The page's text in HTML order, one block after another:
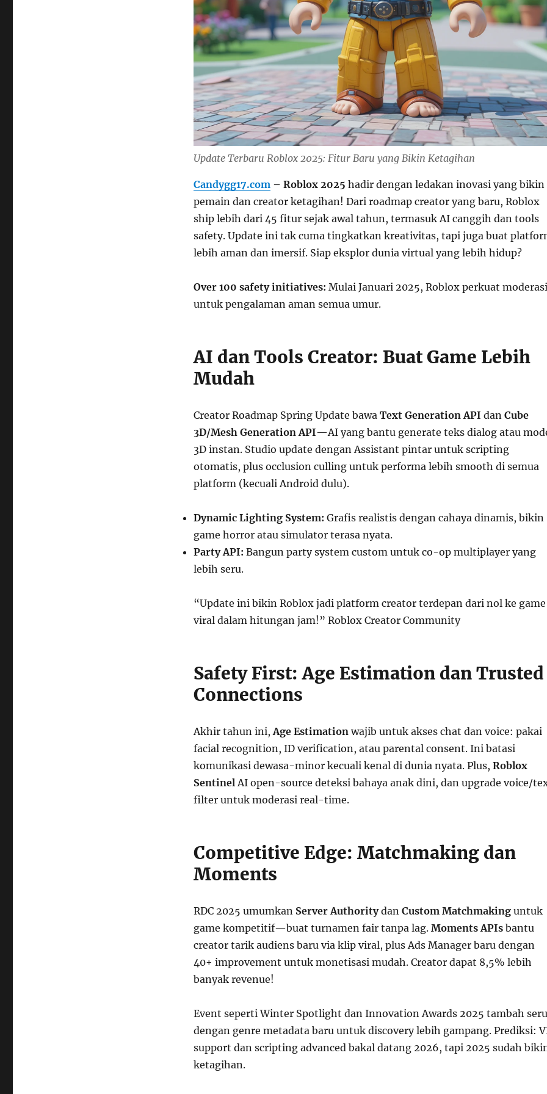
Update Terbaru Roblox 2025: Fitur Baru yang Bikin Ketagihan
Candygg17.com– Roblox 2025 hadir dengan ledakan inovasi yang bikin
pemain dan creator ketagihan! Dari roadmap creator yang baru, Roblox
ship lebih dari 45 fitur sejak awal tahun, termasuk AI canggih dan tools
safety. Update ini tak cuma tingkatkan kreativitas, tapi juga buat
lebih aman dan imersif. Siap eksplor dunia virtual yang lebih hidup?
Over 100 safety initiatives: Mulai Januari 2025, Roblox perkuat moderasi
untuk pengalaman aman semua umur.
AI dan Tools Creator: Buat Game Lebih
Mudah
Creator Roadmap Spring Update bawa Text Generation API dan Cube
3D/Mesh Generation API—AI yang bantu generate teks dialog atau
3D instan. Studio update dengan Assistant pintar untuk scripting
otomatis, plus occlusion culling untuk performa lebih smooth di semua
platform (kecuali Android dulu).
Dynamic Lighting System: Grafis realistis dengan cahaya dinamis, bikin
game horror atau simulator terasa nyata.
Party API: Bangun party system custom untuk co-op multiplayer yang
lebih seru.
“Update ini bikin Roblox jadi platform creator terdepan dari nol ke game
viral dalam hitungan jam!” Roblox Creator Community
Safety First: Age Estimation dan Trusted
Connections
Akhir tahun ini,Age Estimationwajib untuk akses chat dan voice: pakai
facial recognition, ID verification, atau parental consent. Ini batasi
komunikasi dewasa-minor kecuali kenal di dunia nyata. Plus, Roblox
SentinelAI open-source deteksi bahaya anak dini, dan upgrade voice/
filter untuk moderasi real-time.
Competitive Edge: Matchmaking dan
Moments
RDC 2025 umumkan Server Authoritydan Custom Matchmakinguntuk
game kompetitif—buat turnamen fair tanpa lag. Moments APIsbantu
creator tarik audiens baru via klip viral, plus Ads Manager baru dengan
40+ improvement untuk monetisasi mudah. Creator dapat 8,5% lebih
banyak revenue!
Event seperti Winter Spotlight dan Innovation Awards 2025 tambah
dengan genre metadata baru untuk discovery lebih gampang. Prediksi:
support dan scripting advanced bakal datang 2026, tapi 2025 sudah
ketagihan.